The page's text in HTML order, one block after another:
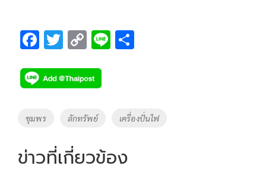
F
e
b
o
k
T
tt
er
C
p
y
Li
k
Li
Tags
ชุมพร ลักทรัพย์ เครื่องปั่นไฟ
ข่าวที่เกี่ยวข้อง